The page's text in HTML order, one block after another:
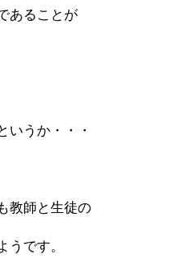
あることが
いうか・・・
教師と生徒の
うです。